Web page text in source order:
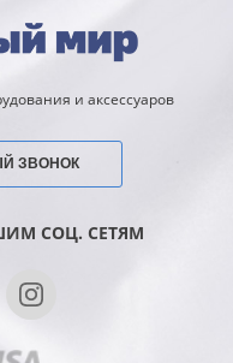
и аксессуаров
ЗВОНОК
СОЦ. СЕТЯМ